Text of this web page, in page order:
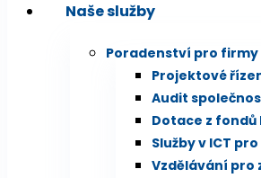
Naše služby
Poradenství pro firmy
Projektové
Audit
Dotace z fondů
Služby v ICT
Vzdělávání pro